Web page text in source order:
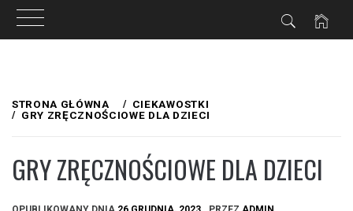
do
treści
STRONA GŁÓWNA
CIEKAWOSTKI
GRY ZRĘCZNOŚCIOWE DLA DZIECI
GRY ZRĘCZNOŚCIOWE DLA DZIECI